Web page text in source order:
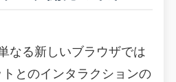
なる新しいブラウザでは
とのインタラクションの